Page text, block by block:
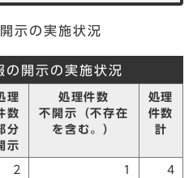
示の実施状況
の開示の実施状況
理
数
分
示
処理件数
不開示（不存在
を含む。）
処理
件数
計
2 1 4